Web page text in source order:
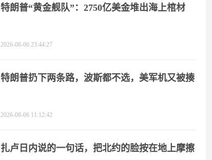
特朗普“黄金舰队”：2750亿美金堆出海上棺材
2026-08-06 23:44:27
特朗普扔下两条路，波斯都不选，美军机又被揍
2026-08-06 11:12:42
扎卢日内说的一句话，把北约的脸按在地上摩擦